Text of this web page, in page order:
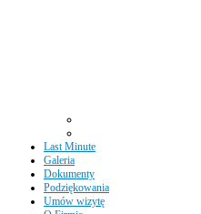
Last Minute
Galeria
Dokumenty
Podziękowania
Umów wizytę